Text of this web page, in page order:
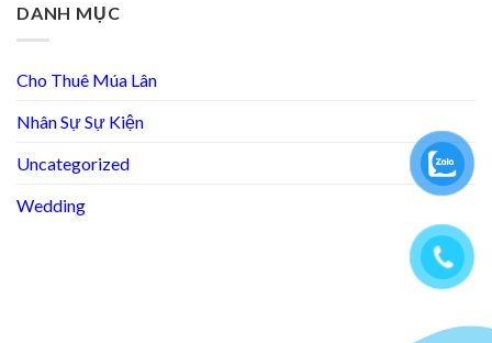
DANH MỤC
Cho Thuê Múa Lân
Nhân Sự Sự Kiện
Uncategorized
Wedding